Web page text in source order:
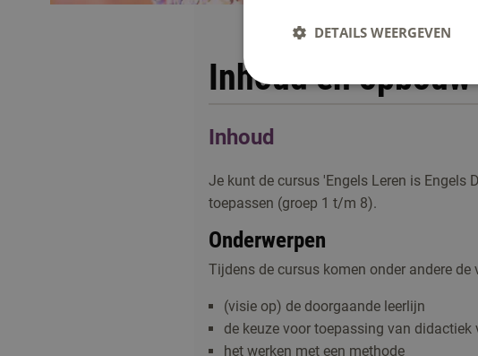
Inhoud en opbouw
Inhoud
Je kunt de cursus 'Engels Leren is Engels
toepassen (groep 1 t/m 8).
Onderwerpen
Tijdens de cursus komen onder andere
(visie op) de doorgaande leerlijn
de keuze voor toepassing van
het werken met een methode
DETAILS WEERGEVEN